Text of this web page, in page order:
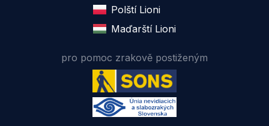
Polští Lioni
Maďarští Lioni
pro pomoc zrakově postiženým